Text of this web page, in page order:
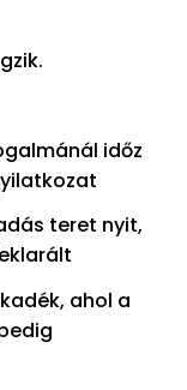
időz
teret nyit,
ahol a